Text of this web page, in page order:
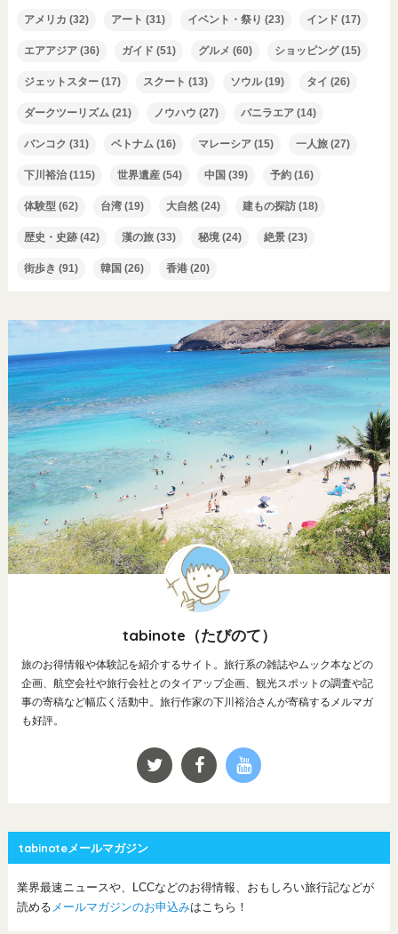
アメリカ (32) アート (31) イベント・祭り (23) インド (17)
エアアジア(36) ガイド (51) グルメ (60) ショッピング(15)
ジェットスター(17) スクート (13) ソウル(19) タイ (26)
ダークツーリズム(21) ノウハウ (27) バニラエア(14)
バンコク (31) ベトナム(16) マレーシア(15) 一人旅(27)
下川裕治(115) 世界遺産(54) 中国 (39) 予約(16)
体験型(62) 台湾(19) 大自然(24) 建もの探訪(18)
歴史・史跡(42) 漢の旅(33) 秘境(24) 絶景(23)
街歩き (91) 韓国 (26) 香港(20)
tabinote（たびのて）
旅のお得情報や体験記を紹介するサイト。旅行系の雑誌やムック本などの
企画、航空会社や旅行会社とのタイアップ企画、観光スポットの調査や記
事の寄稿など幅広く活動中。旅行作家の下川裕治さんが寄稿するメルマガ
も好評。
tabinoteメールマガジン
業界最速ニュースや、LCCなどのお得情報、おもしろい旅行記などが
読める メールマガジンのお申込みはこちら！